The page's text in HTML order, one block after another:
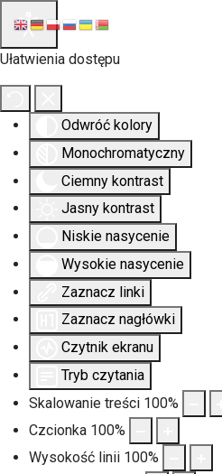
Ułatwienia dostępu
Odwróć kolory
Monochromatyczny
Ciemny kontrast
Jasny kontrast
Niskie nasycenie
Wysokie nasycenie
Zaznacz linki
Zaznacz nagłówki
Czytnik ekranu
Tryb czytania
Skalowanie treści 100%
Czcionka 100%
Wysokość linii 100%